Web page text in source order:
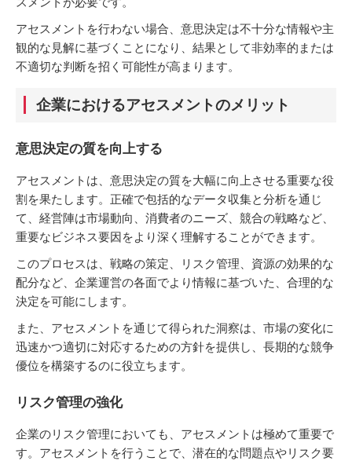
アセスメントを行わない場合、意思決定は不十分な情報や主
観的な見解に基づくことになり、結果として非効率的または
不適切な判断を招く可能性が高まります。
企業におけるアセスメントのメリット
意思決定の質を向上する
アセスメントは、意思決定の質を大幅に向上させる重要な役
割を果たします。正確で包括的なデータ収集と分析を通じ
て、経営陣は市場動向、消費者のニーズ、競合の戦略など、
重要なビジネス要因をより深く理解することができます。
このプロセスは、戦略の策定、リスク管理、資源の効果的な
配分など、企業運営の各面でより情報に基づいた、合理的な
決定を可能にします。
また、アセスメントを通じて得られた洞察は、市場の変化に
迅速かつ適切に対応するための方針を提供し、長期的な競争
優位を構築するのに役立ちます。
リスク管理の強化
企業のリスク管理においても、アセスメントは極めて重要で
す。アセスメントを行うことで、潜在的な問題点やリスク要